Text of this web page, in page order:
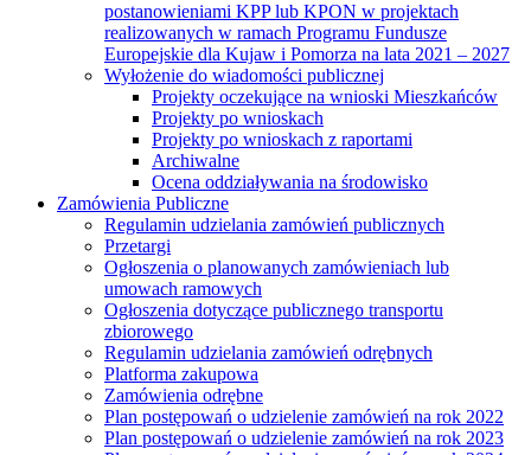
postanowieniami KPP lub KPON w projektach
realizowanych w ramach Programu Fundusze
Europejskie dla Kujaw i Pomorza na lata 2021 – 2027
Wyłożenie do wiadomości publicznej
Projekty oczekujące na wnioski Mieszkańców
Projekty po wnioskach
Projekty po wnioskach z raportami
Archiwalne
Ocena oddziaływania na środowisko
Zamówienia Publiczne
Regulamin udzielania zamówień publicznych
Przetargi
Ogłoszenia o planowanych zamówieniach lub
umowach ramowych
Ogłoszenia dotyczące publicznego transportu
zbiorowego
Regulamin udzielania zamówień odrębnych
Platforma zakupowa
Zamówienia odrębne
Plan postępowań o udzielenie zamówień na rok 2022
Plan postępowań o udzielenie zamówień na rok 2023